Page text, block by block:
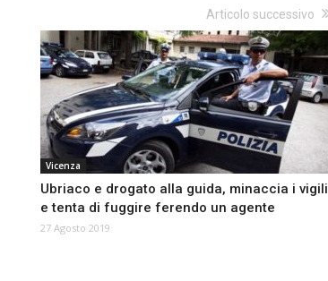
Articolo successivo
Vicenza
Ubriaco e drogato alla guida, minaccia i vigili
e tenta di fuggire ferendo un agente
27 Agosto 2019